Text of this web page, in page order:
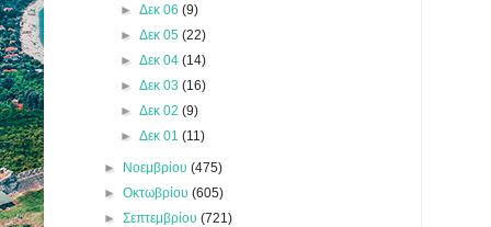
► Δεκ 06 (9)
► Δεκ 05 (22)
► Δεκ 04 (14)
► Δεκ 03 (16)
► Δεκ 02 (9)
► Δεκ 01 (11)
► Νοεμβρίου(475)
►Οκτωβρίου(605)
►Σεπτεμβρίου(721)